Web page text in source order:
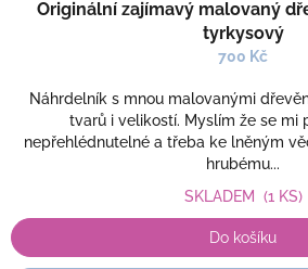
Originální zajímavý malovaný
tyrkysový
700 Kč
Náhrdelník s mnou malovanými
tvarů i velikostí. Myslím že se mi
nepřehlédnutelné a třeba ke lněným
hrubému...
SKLADEM (1 KS)
Do košíku